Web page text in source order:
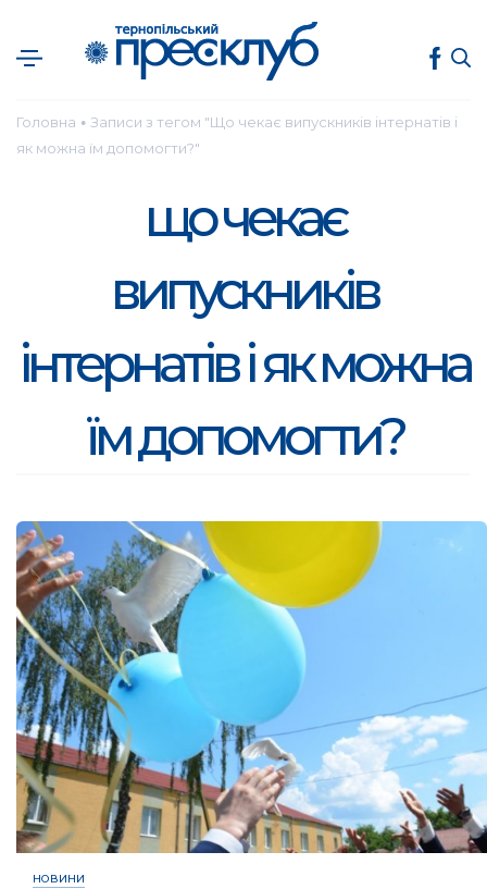
Головна ● Записи з тегом "Що чекає випускників інтернатів і
як можна їм допомогти?"
що чекає
випускників
інтернатів і як можна
їм допомогти?
НОВИНИ